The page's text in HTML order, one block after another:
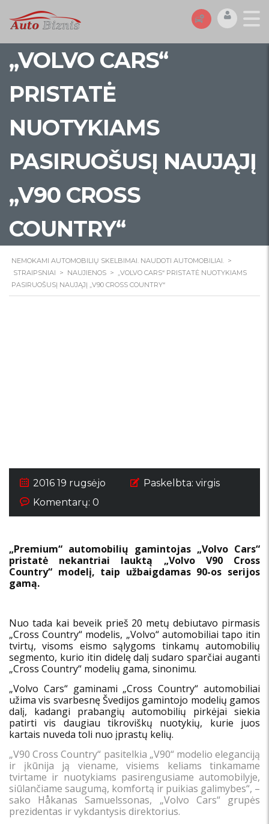
„VOLVO CARS“
PRISTATĖ
NUOTYKIAMS
PASIRUOŠUSĮ NAUJĄJĮ
„V90 CROSS
COUNTRY“
NEMOKAMI AUTOMOBILIŲ SKELBIMAI. NAUDOTI AUTOMOBILIAI. >
STRAIPSNIAI > NAUJIENOS > „VOLVO CARS“ PRISTATĖ NUOTYKIAMS
PASIRUOŠUSĮ NAUJĄJĮ „V90 CROSS COUNTRY“
2016 19 rugsėjo Paskelbta: virgis
Komentarų: 0
„Premium“ automobilių gamintojas „Volvo Cars“
pristatė nekantriai lauktą „Volvo V90 Cross
Country“ modelį, taip užbaigdamas 90-os serijos
gamą.
Nuo tada kai beveik prieš 20 metų debiutavo pirmasis
„Cross Country“ modelis, „Volvo“ automobiliai tapo itin
tvirtų, visoms eismo sąlygoms tinkamų automobilių
segmento, kurio itin didelę dalį sudaro sparčiai auganti
„Cross Country“ modelių gama, sinonimu.
„Volvo Cars“ gaminami „Cross Country“ automobiliai
užima vis svarbesnę Švedijos gamintojo modelių gamos
dalį, kadangi prabangių automobilių pirkėjai siekia
patirti vis daugiau tikroviškų nuotykių, kurie juos
kartais nuveda toli nuo įprastų kelių.
„V90 Cross Country“ pasitelkia „V90“ modelio eleganciją
ir įkūnija ją viename, visiems keliams tinkamame
tvirtame ir nuotykiams pasirengusiame automobilyje,
siūlančiame saugumą, komfortą ir puikias galimybes“, –
sako Håkanas Samuelssonas, „Volvo Cars“ grupės
prezidentas ir vykdantysis direktorius.